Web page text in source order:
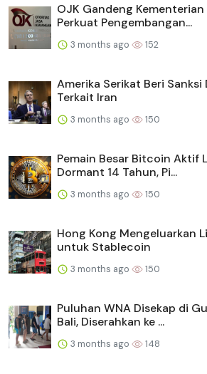
OJK Gandeng
Perkuat Pengembangan...
3 months ago 152
Amerika Serikat Beri
Terkait Iran
3 months ago 150
Pemain Besar Bitcoin Aktif
Dormant 14 Tahun, Pi...
3 months ago 150
Hong Kong Mengeluarkan
untuk Stablecoin
3 months ago 150
Puluhan WNA Disekap di
Bali, Diserahkan ke ...
3 months ago 148